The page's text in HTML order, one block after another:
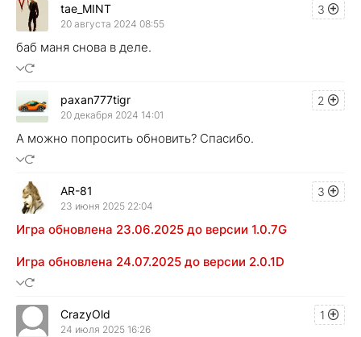
3
tae_MINT
20 августа 2024 08:55
баб маня снова в деле.
2
paxan777tigr
20 декабря 2024 14:01
А можно попросить обновить? Спасибо.
3
AR-81
23 июня 2025 22:04
Игра обновлена 23.06.2025 до версии 1.0.7G
Игра обновлена 24.07.2025 до версии 2.0.1D
1
CrazyOld
24 июля 2025 16:26